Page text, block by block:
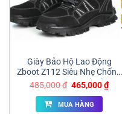
Giày Bảo Hộ Lao Động
Zboot Z112 Siêu Nhẹ Chống
Đâm Xuyên Giá Tốt Đồng
Nai
485,000₫ Giá
là:
485,000 ₫.
465,000₫Giá
hiện
MUA HÀNG